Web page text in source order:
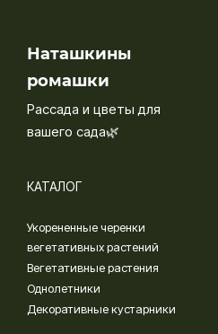
Наташкины
ромашки
Рассада и цветы для
вашего сада🌿
КАТАЛОГ
Укорененные черенки
вегетативных растений
Вегетативные растения
Однолетники
Декоративные кустарники